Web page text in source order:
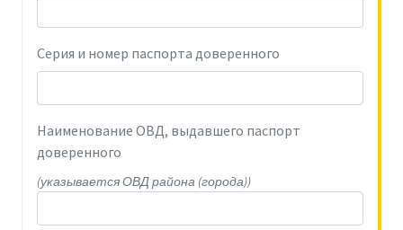
Серия и номер паспорта доверенного
Наименование ОВД, выдавшего паспорт
доверенного
(указывается ОВД района (города))